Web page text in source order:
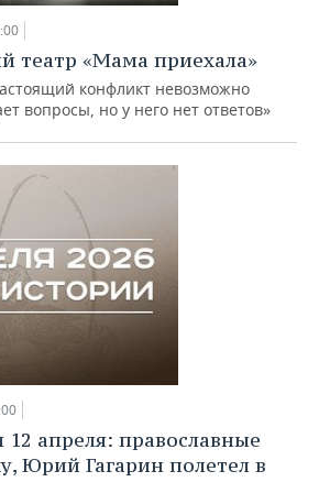
театр «Мама приехала»
конфликт невозможно
вопросы, но у него нет ответов»
апреля: православные
Юрий Гагарин полетел в